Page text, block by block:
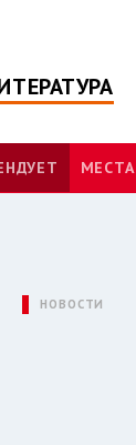
МЕСТА
НОВОСТИ